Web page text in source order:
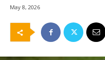
May 8, 2026